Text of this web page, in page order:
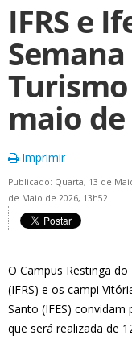
IFRS e
Turismo
maio de
Imprimir
Publicado: Quarta, 13 de
de Maio de 2026, 13h52
O Campus Restinga
(IFRS) e os campi
Santo (IFES)
que será realizada de